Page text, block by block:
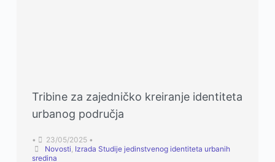
Tribine za zajedničko kreiranje identiteta
urbanog područja
• 23/05/2025 •
Novosti, Izrada Studije jedinstvenog identiteta urbanih
sredina